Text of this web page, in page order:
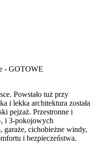
- GOTOWE
Powstało tuż przy
i lekka architektura została
pejzaż. Przestronne i
i 3-pokojowych
garaże, cichobieżne windy,
i bezpieczeństwa.